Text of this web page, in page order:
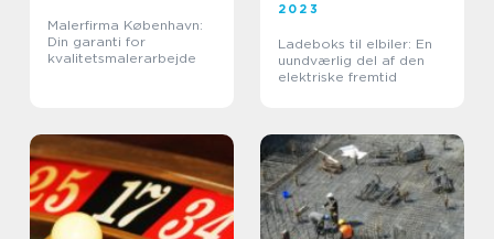
Malerfirma København:
Din garanti for
kvalitetsmalerarbejde
2023
Ladeboks til elbiler: En
uundværlig del af den
elektriske fremtid